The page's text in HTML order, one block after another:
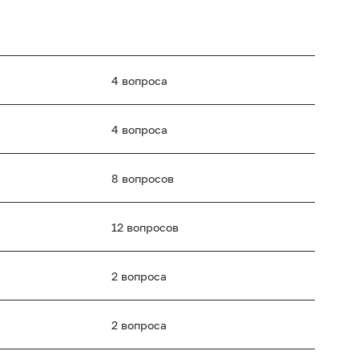
4 вопроса
4 вопроса
8 вопросов
12 вопросов
2 вопроса
2 вопроса